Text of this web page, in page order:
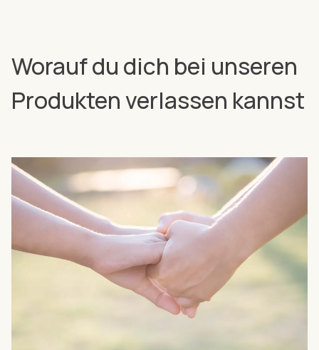
Worauf du dich bei unseren
Produkten verlassen kannst